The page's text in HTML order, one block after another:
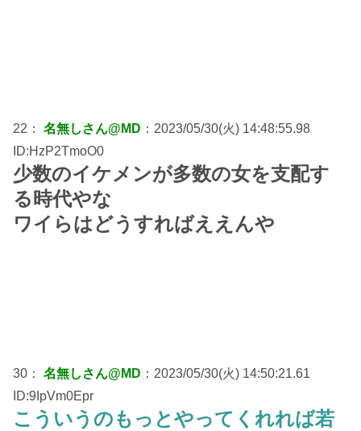
22： 名無しさん@MD ：2023/05/30(火) 14:48:55.98
ID:HzP2TmoO0
少数のイケメンが多数の女を支配す
る時代やな
ワイらはどうすればええんや
30： 名無しさん@MD ：2023/05/30(火) 14:50:21.61
ID:9IpVm0Epr
こういうのもっとやってくれれば若